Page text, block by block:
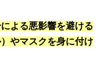
よる悪影響を避ける
やマスクを身に付け